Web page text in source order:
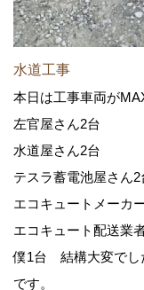
水道工事
本日は工事車両が
左官屋さん2台
水道屋さん2台
テスラ蓄電池屋さん2
エコキュートメーカ
エコキュート配送業
僕1台 結構大変でし
です。